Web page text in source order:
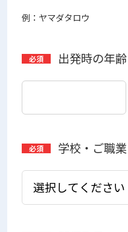
例：ヤマダタロウ
出発時の年齢
学校・ご職業